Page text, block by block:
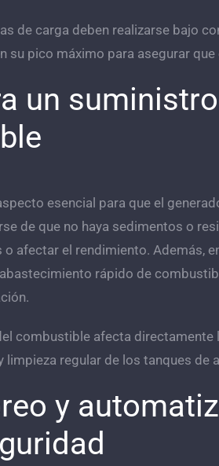
de carga deben realizarse bajo
su pico máximo para asegurar
un
esencial para que el
de que no haya sedimentos o
afectar el rendimiento. Además,
rápido de
combustible afecta
limpieza regular de los tanques de
y